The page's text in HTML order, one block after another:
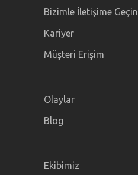
Bizimle İletişime Geçin
Kariyer
Müşteri Erişim
Olaylar
Blog
Ekibimiz